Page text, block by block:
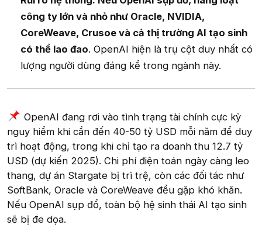
công ty lớn và nhỏ như Oracle, NVIDIA,
CoreWeave, Crusoe và cả thị trường AI tạo sinh
có thể lao đao. OpenAI hiện là trụ cột duy nhất có
lượng người dùng đáng kể trong ngành này.
OpenAI đang rơi vào tình trạng tài chính cực kỳ
nguy hiểm khi cần đến 40-50 tỷ USD mỗi năm để duy
trì hoạt động, trong khi chỉ tạo ra doanh thu 12.7 tỷ
USD (dự kiến 2025). Chi phí điện toán ngày càng leo
thang, dự án Stargate bị trì trệ, còn các đối tác như
SoftBank, Oracle và CoreWeave đều gặp khó khăn.
Nếu OpenAI sụp đổ, toàn bộ hệ sinh thái AI tạo sinh
sẽ bị đe dọa.